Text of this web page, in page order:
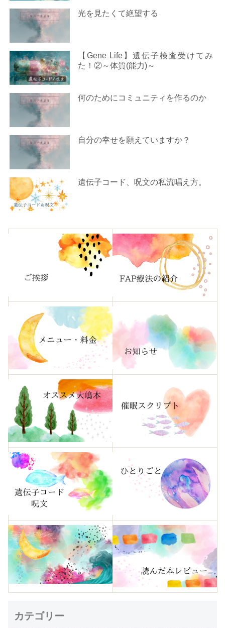
光を見たくて絶望する
【Gene Life】遺伝子検査受けてみ
た！②～体質(能力)～
何のためにコミュニティを作るのか
自分の幸せを願えていますか？
遺伝子コード、呪文の私流唱え方。
カテゴリー